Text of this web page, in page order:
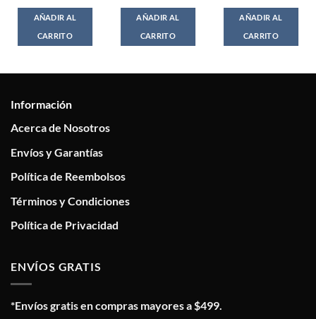
AÑADIR AL
CARRITO
AÑADIR AL
CARRITO
AÑADIR AL
CARRITO
Información
Acerca de Nosotros
Envíos y Garantías
Política de Reembolsos
Términos y Condiciones
Política de Privacidad
ENVÍOS GRATIS
*Envíos gratis en compras mayores a $499.